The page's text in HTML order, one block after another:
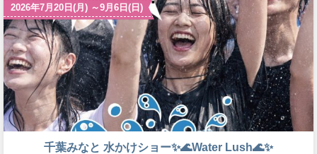
2026年7月20日(月) ～9月6日(日)
千葉みなと 水かけショー✨🌊Water Lush🌊✨